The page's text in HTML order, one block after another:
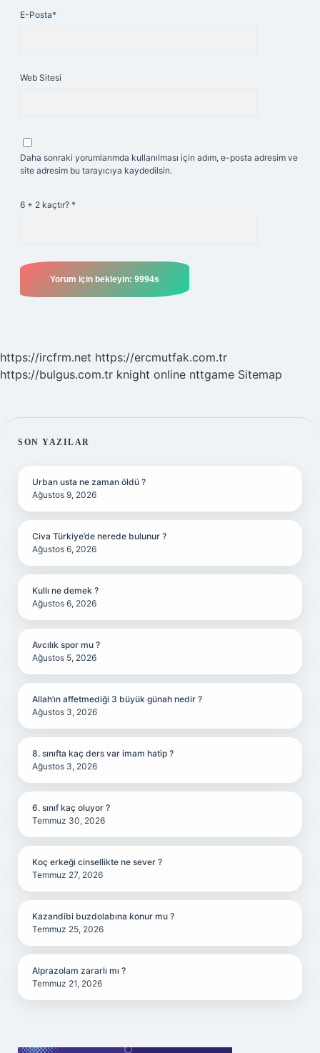
E-Posta*
Web Sitesi
Daha sonraki yorumlarımda kullanılması için adım, e-posta adresim ve
site adresim bu tarayıcıya kaydedilsin.
6 + 2 kaçtır? *
https://ircfrm.net https://ercmutfak.com.tr
https://bulgus.com.tr knight online nttgame Sitemap
SIDEBAR
SON YAZILAR
Urban usta ne zaman öldü ?
Ağustos 9, 2026
Civa Türkiye’de nerede bulunur ?
Ağustos 6, 2026
Kullı ne demek ?
Ağustos 6, 2026
Avcılık spor mu ?
Ağustos 5, 2026
Allah’ın affetmediği 3 büyük günah nedir ?
Ağustos 3, 2026
8. sınıfta kaç ders var imam hatip ?
Ağustos 3, 2026
6. sınıf kaç oluyor ?
Temmuz 30, 2026
Koç erkeği cinsellikte ne sever ?
Temmuz 27, 2026
Kazandibi buzdolabına konur mu ?
Temmuz 25, 2026
Alprazolam zararlı mı ?
Temmuz 21, 2026